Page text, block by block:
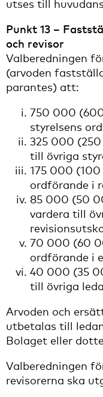
utses till
Punkt 13 –
och revisor
Valberedningen
(arvoden
parantes) att:
750 000
styrelsens
325 000
till övriga
175 000
ordförande i
85 000 (50
vardera till
70 000 (60
ordförande i
40 000 (35
till övriga
Arvoden och
utbetalas till
Bolaget eller
Valberedningen
revisorerna ska